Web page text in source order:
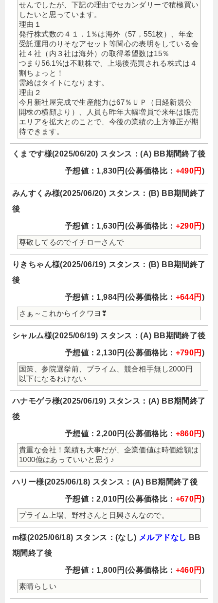
せんでしたが、下記の理由でセカンダリーで積極買い
したいと思っています。
理由１
発行株式数の４１．1％は海外（57，551枚）、年金
受託運用のりそなアセット等関心の表明をしている会
社４社（内３社は海外）の取得希望数は15％
つまり56.1%は不動株で、上場後売買される株式は４
割ちょっと！
需給はタイトになります。
理由２
今月新社屋完成で生産能力は67％ＵＰ（日経新規公
開株の横顔より）、人員も昨年大幅増員で来年は販売
エリアを拡大とのことで、今後の業績の上方修正が期
待できます。
くまです様(2025/06/20) スタンス：(A) BB期間終了後
予想値：1,830円(公募価格比： +490円 )
みんすくみ様(2025/06/20) スタンス：(B) BB期間終了
後
予想値：1,630円(公募価格比： +290円 )
尊敬してるのでイチローさんで
りきちゃん様(2025/06/19) スタンス：(B) BB期間終了
後
予想値：1,984円(公募価格比： +644円 )
さぁ～これからイクワヨ❣
シャルム様(2025/06/19) スタンス：(A) BB期間終了後
予想値：2,130円(公募価格比： +790円 )
国策、参院選挙前、プライム、競合相手無し2000円
以下になるわけない
ハナモゲラ様(2025/06/19) スタンス：(A) BB期間終了
後
予想値：2,200円(公募価格比： +860円 )
貴重な会社！業績も大事だが、企業価値は時価総額は
1000億はあっていいと思う♪
ハリー様(2025/06/18) スタンス：(A) BB期間終了後
予想値：2,010円(公募価格比： +670円 )
プライム上場、野村さんと日興さんなので。
m様(2025/06/18) スタンス：(なし) メルアドなし BB
期間終了後
予想値：1,800円(公募価格比： +460円 )
素晴らしい